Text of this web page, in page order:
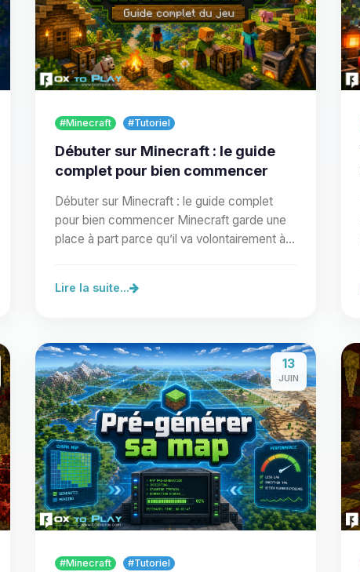
#Minecraft #Tutoriel
Débuter sur Minecraft : le guide
complet pour bien commencer
Débuter sur Minecraft : le guide complet
pour bien commencer Minecraft garde une
place à part parce qu’il va volontairement à
Lire la suite...
13
JUIN
#Minecraft #Tutoriel